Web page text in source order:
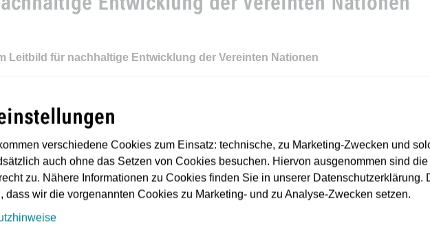
Leitbild für nachhaltige Entwicklung der Vereinten Nationen
verschiedene Cookies zum Einsatz: technische, zu Marketing-Zwecken und
auch ohne das Setzen von Cookies besuchen. Hiervon ausgenommen sind
zu. Nähere Informationen zu Cookies finden Sie in unserer
dass wir die vorgenannten Cookies zu Marketing- und zu Analyse-Zwecken setzen.